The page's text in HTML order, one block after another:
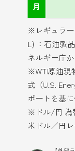
月
※レギュラ
L) ：石油製
ネルギー庁
※WTI原油現
式（U.S.
ポートを基
※ドル/円 為
米ドル／円